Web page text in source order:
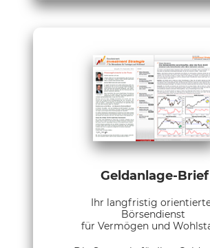
Geldanlage-Brief
Ihr langfristig
Börsendienst
für Vermögen und